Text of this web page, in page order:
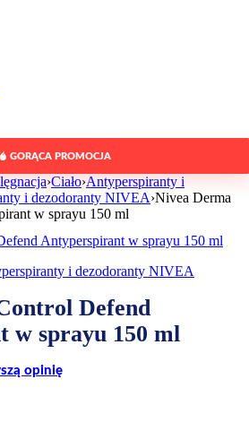
GORĄCA PROMOCJA
›Ciało›Antyperspiranty i
i dezodoranty NIVEA›Nivea Derma
w sprayu 150 ml
i dezodoranty NIVEA
Defend
w sprayu 150 ml
opinię